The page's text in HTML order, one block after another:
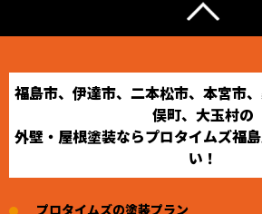
福島市、伊達市、二本松市、本宮市
俣町、大玉村の
外壁・屋根塗装ならプロタイムズ福
い！
プロタイムズの塗装プラン